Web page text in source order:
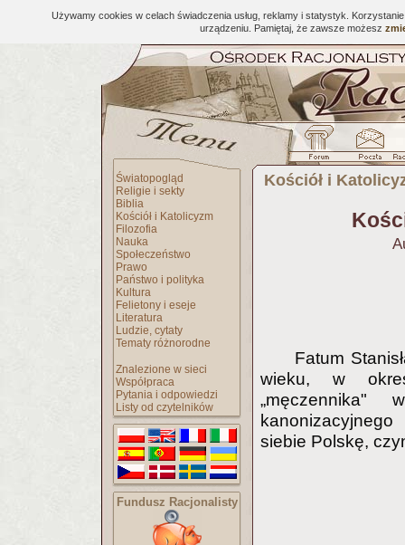
Używamy cookies w celach świadczenia usług, reklamy i statystyk.
urządzeniu. Pamiętaj, że zawsze możesz
Światopogląd
Religie i sekty
Biblia
Kościół i Katolicyzm
Filozofia
Nauka
Społeczeństwo
Prawo
Państwo i polityka
Kultura
Felietony i eseje
Literatura
Ludzie, cytaty
Tematy różnorodne
Znalezione w sieci
Współpraca
Pytania i odpowiedzi
Listy od czytelników
Fundusz Racjonalisty
Kościół i
Fatum
wieku, w
„męczennika"
siebie Polskę,